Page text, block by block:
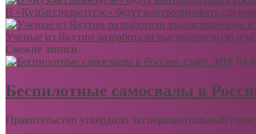
В «Кузбассразрезугле» будут контролировать
Учёные из Якутии разработали высокопрочную и
Свежие записи
Беспилотные самосвалы в
Правительство утвердило экспериментальный